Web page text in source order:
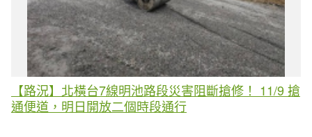
【路況】北橫台7線明池路段災害阻斷搶修！ 11/9 搶
通便道，明日開放二個時段通行